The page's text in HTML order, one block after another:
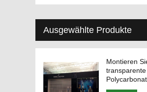
Ausgewählte Produkte
Montieren
transparente
Rolltoreinheit